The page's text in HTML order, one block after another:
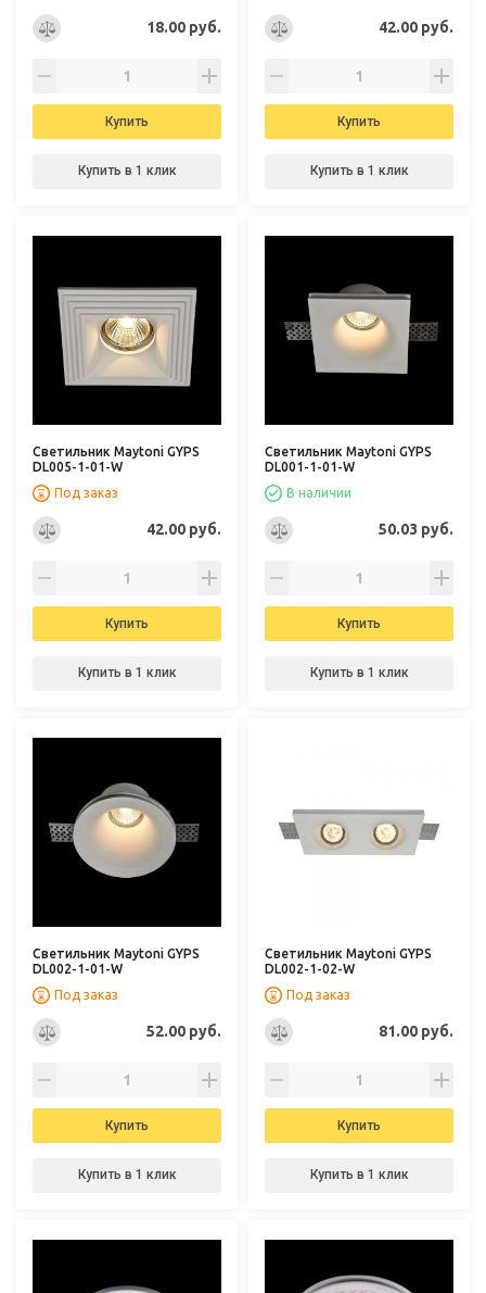
18.00 руб.
Купить
Купить в 1 клик
42.00 руб.
Купить
Купить в 1 клик
Светильник Maytoni GYPS
DL005-1-01-W
Под заказ
42.00 руб.
Купить
Купить в 1 клик
Светильник Maytoni GYPS
DL001-1-01-W
В наличии
50.03 руб.
Купить
Купить в 1 клик
Светильник Maytoni GYPS
DL002-1-01-W
Под заказ
52.00 руб.
Купить
Купить в 1 клик
Светильник Maytoni GYPS
DL002-1-02-W
Под заказ
81.00 руб.
Купить
Купить в 1 клик